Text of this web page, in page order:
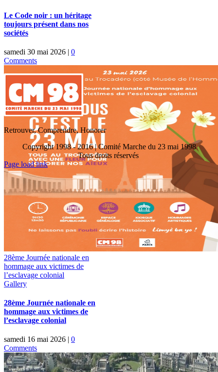
Le Code noir : un héritage
toujours présent dans nos
sociétés
samedi 30 mai 2026 | 0
Comments
28ème Journée nationale en
hommage aux victimes de
l’esclavage colonial
Gallery
28ème Journée nationale en
hommage aux victimes de
l’esclavage colonial
samedi 16 mai 2026 | 0
Comments
Retrouver, Comprendre, Honorer
Copyright 1998 - 2016 | Comité Marche du 23 mai 1998
Tous droits réservés
Toggle
Sliding
Area
Page load link
Go
Top